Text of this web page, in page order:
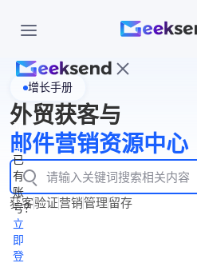
页
WhatsApp
企业号
New
产
品
功
能
产
品
价
格
资
源
中
立
即
注
册
已
有
账
号？
立
即
登
增长手册
外贸获客与
邮件营销资源中心
获客验证营销管理留存